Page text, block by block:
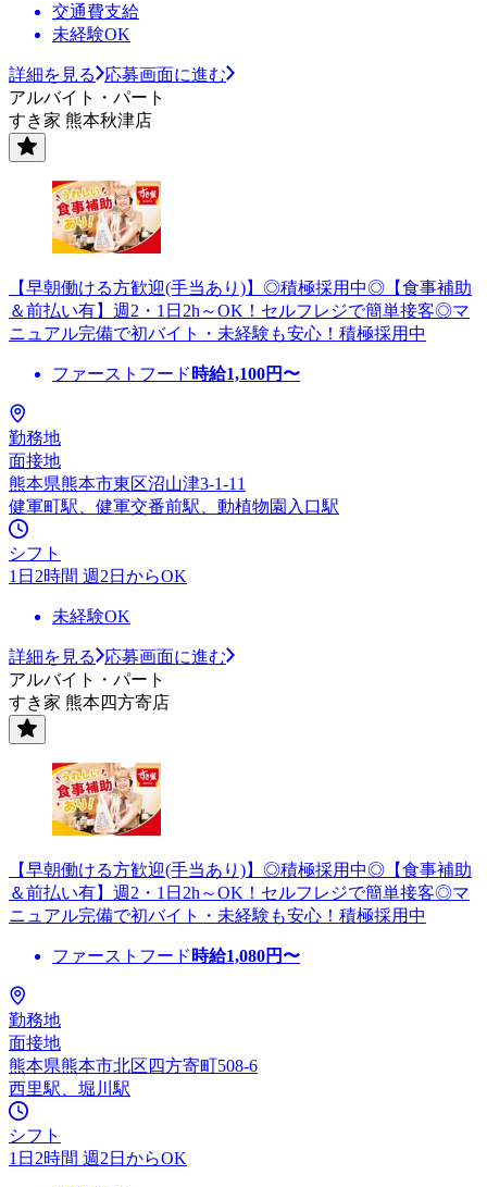
交通費支給
未経験OK
詳細を見る
応募画面に進む
アルバイト・パート
すき家 熊本秋津店
【早朝働ける方歓迎(手当あり)】◎積極採用中◎【食事補助
＆前払い有】週2・1日2h～OK！セルフレジで簡単接客◎マ
ニュアル完備で初バイト・未経験も安心！積極採用中
ファーストフード 時給1,100円〜
勤務地
面接地
熊本県熊本市東区沼山津3-1-11
健軍町駅、健軍交番前駅、動植物園入口駅
シフト
1日2時間 週2日からOK
未経験OK
詳細を見る
応募画面に進む
アルバイト・パート
すき家 熊本四方寄店
【早朝働ける方歓迎(手当あり)】◎積極採用中◎【食事補助
＆前払い有】週2・1日2h～OK！セルフレジで簡単接客◎マ
ニュアル完備で初バイト・未経験も安心！積極採用中
ファーストフード 時給1,080円〜
勤務地
面接地
熊本県熊本市北区四方寄町508-6
西里駅、堀川駅
シフト
1日2時間 週2日からOK